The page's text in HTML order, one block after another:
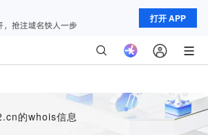
打开 APP
的whois信息